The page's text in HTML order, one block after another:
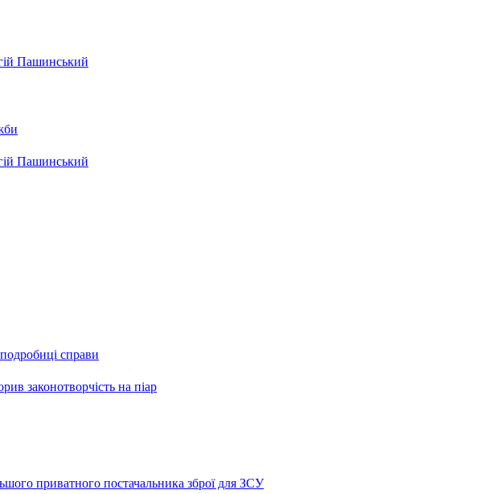
Пашинський
Пашинський
справи
законотворчість на піар
приватного постачальника зброї для ЗСУ